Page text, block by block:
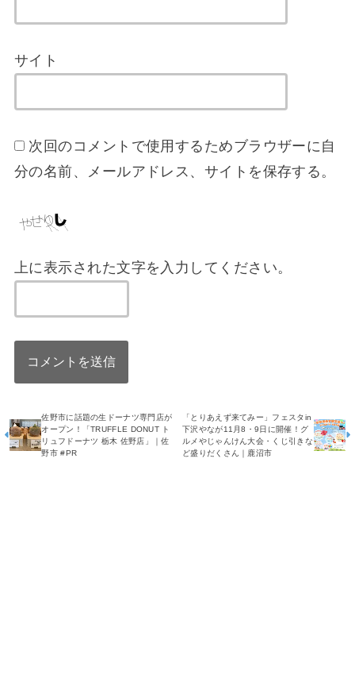
サイト
次回のコメントで使用するためブラウザーに自
分の名前、メールアドレス、サイトを保存する。
上に表示された文字を入力してください。
佐野市に話題の生ドーナツ専門店が
オープン！「TRUFFLE DONUT ト
リュフドーナツ 栃木 佐野店」｜佐
野市 #PR
「とりあえず来てみー」フェスタin
下沢やなが11月8・9日に開催！グ
ルメやじゃんけん大会・くじ引きな
ど盛りだくさん｜鹿沼市